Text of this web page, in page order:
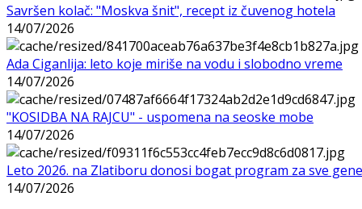
Savršen kolač: "Moskva šnit", recept iz čuvenog hotela
14/07/2026
Ada Ciganlija: leto koje miriše na vodu i slobodno vreme
14/07/2026
"KOSIDBA NA RAJCU" - uspomena na seoske mobe
14/07/2026
Leto 2026. na Zlatiboru donosi bogat program za sve
14/07/2026